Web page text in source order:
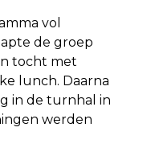
vol
de groep
tocht met
lunch. Daarna
in de turnhal in
werden